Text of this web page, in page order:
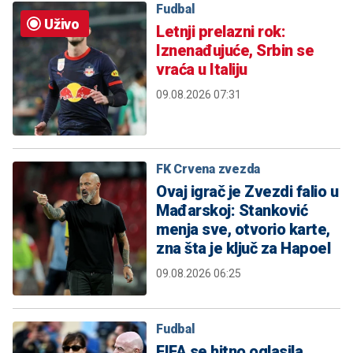
Uživo
Fudbal
Letnji prelazni rok:
Iznenađujuće, Srbin se
vraća u Italiju
09.08.2026 07:31
FK Crvena zvezda
Ovaj igrač je Zvezdi falio u
Mađarskoj: Stanković
menja sve, otvorio karte,
zna šta je ključ za Hapoel
09.08.2026 06:25
Fudbal